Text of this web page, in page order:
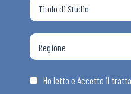
Ho letto e Accetto il